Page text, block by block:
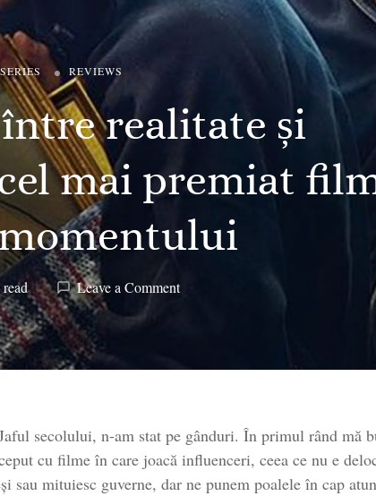
REVIEWS
realitate și
mai premiat
Leave a Commenton
între
ficțiune:
ce
ascunde
secolului, n-am stat pe gânduri. În primul rând mă
cu filme în care joacă influenceri, ceea ce nu e
sau mituiesc guverne, dar ne punem poalele în cap